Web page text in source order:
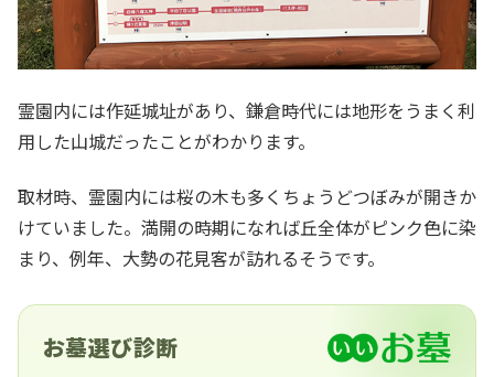
霊園内には作延城址があり、鎌倉時代には地形をうまく利
用した山城だったことがわかります。
取材時、霊園内には桜の木も多くちょうどつぼみが開きか
けていました。満開の時期になれば丘全体がピンク色に染
まり、例年、大勢の花見客が訪れるそうです。
お墓選び診断